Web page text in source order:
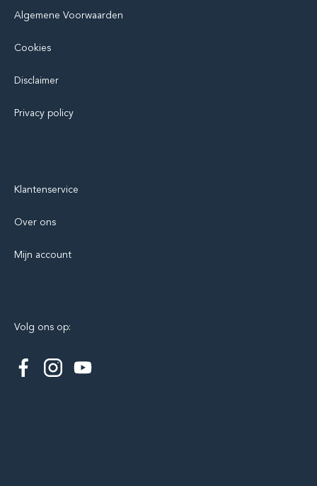
Algemene Voorwaarden
Cookies
Disclaimer
Privacy policy
Klantenservice
Over ons
Mijn account
Volg ons op: